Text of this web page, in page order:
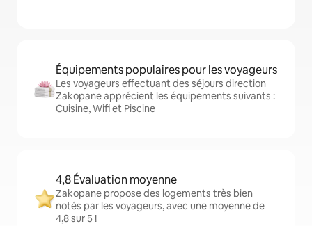
Équipements populaires pour les voyageurs
Les voyageurs effectuant des séjours direction
Zakopane apprécient les équipements suivants :
Cuisine, Wifi et Piscine
4,8 Évaluation moyenne
Zakopane propose des logements très bien
notés par les voyageurs, avec une moyenne de
4,8 sur 5 !